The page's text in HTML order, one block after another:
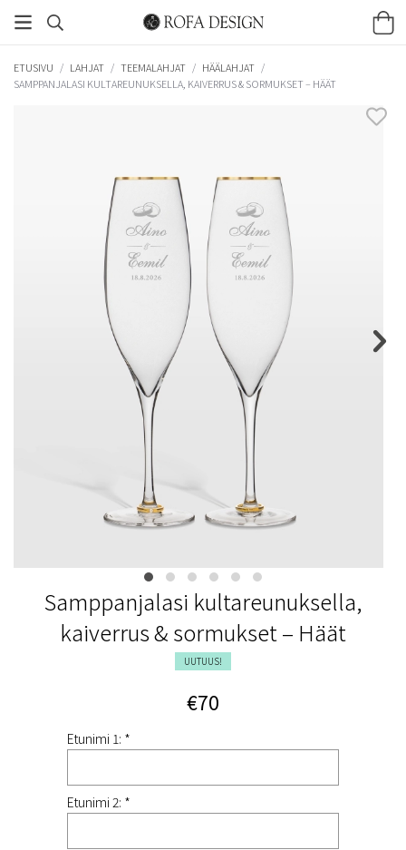
ETUSIVU / LAHJAT / TEEMALAHJAT / HÄÄLAHJAT /
SAMPPANJALASI KULTAREUNUKSELLA, KAIVERRUS & SORMUKSET – HÄÄT
Samppanjalasi kultareunuksella,
kaiverrus & sormukset – Häät
UUTUUS!
€70
Etunimi 1: *
Etunimi 2: *